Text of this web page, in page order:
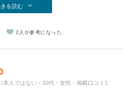
を読む
2人が参考になった
本人ではない・10代・女性・掲載口コミ1